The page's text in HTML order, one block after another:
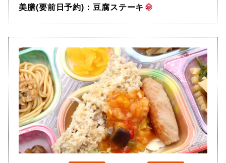
美膳(要前日予約)：豆腐ステーキ